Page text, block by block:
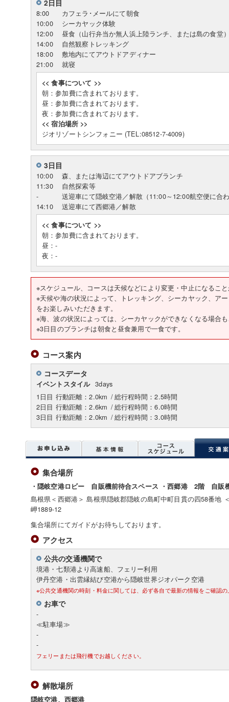
2日目
8:00
カフェラ･メールにて朝食
10:00
シーカヤック体験
12:00
昼食（山行弁当か無人浜上陸ランチ、または島の食堂
14:00
自然観察トレッキング
18:00
敷地内にてアウトドアディナー
21:00
就寝
<< 食事について >>
朝：参加費に含まれております。
昼：参加費に含まれております。
夜：参加費に含まれております。
<< 宿泊場所 >>
ジオリゾートシンフォニー (TEL:08512-7-4009)
3日目
10:00
森、または海辺にてアウトドアブランチ
11:30
自然探索等
-
送迎車にて隠岐空港／解散（11:00～12:00航空便に合
14:10
送迎車にて西郷港／解散
<< 食事について >>
朝：参加費に含まれております。
昼：-
夜：-
※スケジュール、コースは天候などにより変更・中止になるこ
※天候や海の状況によって、トレッキング、シーカヤック、ア
をお楽しみいただきます。
※海、波の状況によっては、シーカヤックができなくなる場合
※3日目のブランチは朝食と昼食兼用で一食です。
コース案内
コースデータ
イベントスタイル 3days
1日目 行動距離：2.0km /総行程時間：2.5時間
2日目 行動距離：2.6km /総行程時間：6.0時間
3日目 行動距離：2.0km /総行程時間：3.0時間
集合場所
・隠岐空港ロビー 自販機前待合スペース ・西郷港 2階 自販
島根県＜西郷港＞ 島根県隠岐郡隠岐の島町中町目貫の四58番地
岬1889-12
集合場所にてガイドがお待ちしております。
アクセス
公共の交通機関で
境港・七類港より高速船、フェリー利用
伊丹空港・出雲縁結び空港から隠岐世界ジオパーク空港
※公共交通機関の時刻・料金に関しては、必ず各自で最新の情報をご確認
お車で
-
≪駐車場≫
-
-
フェリーまたは飛行機でお越しください。
解散場所
隠岐空港、西郷港